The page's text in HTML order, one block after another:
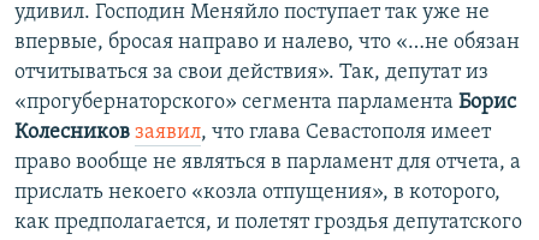
удивил. Господин Меняйло поступает так уже не
впервые, бросая направо и налево, что «…не обязан
отчитываться за свои действия». Так, депутат из
«прогубернаторского» сегмента парламента Борис
Колесников заявил, что глава Севастополя имеет
право вообще не являться в парламент для отчета, а
прислать некоего «козла отпущения», в которого,
как предполагается, и полетят гроздья депутатского